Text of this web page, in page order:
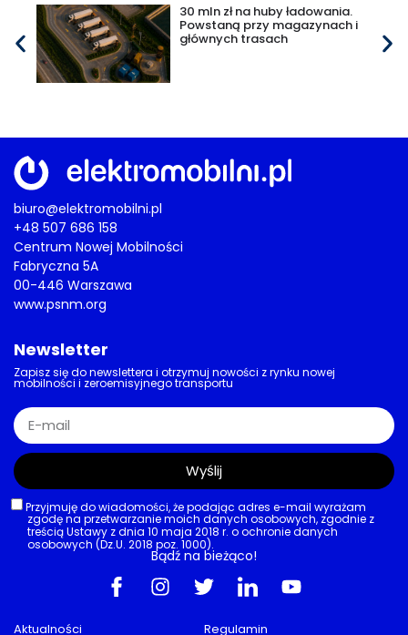
30 mln zł na huby ładowania.
Powstaną przy magazynach i
głównych trasach
biuro@elektromobilni.pl
+48 507 686 158
Centrum Nowej Mobilności
Fabryczna 5A
00-446 Warszawa
www.psnm.org
Aktualności Regulamin
Newsletter
Zapisz się do newslettera i otrzymuj nowości z rynku nowej
mobilności i zeroemisyjnego transportu
Przyjmuję do wiadomości, że podając adres e-mail wyrażam
zgodę na przetwarzanie moich danych osobowych, zgodnie z
treścią Ustawy z dnia 10 maja 2018 r. o ochronie danych
osobowych (Dz.U. 2018 poz. 1000).
Wyślij
Bądź na bieżąco!